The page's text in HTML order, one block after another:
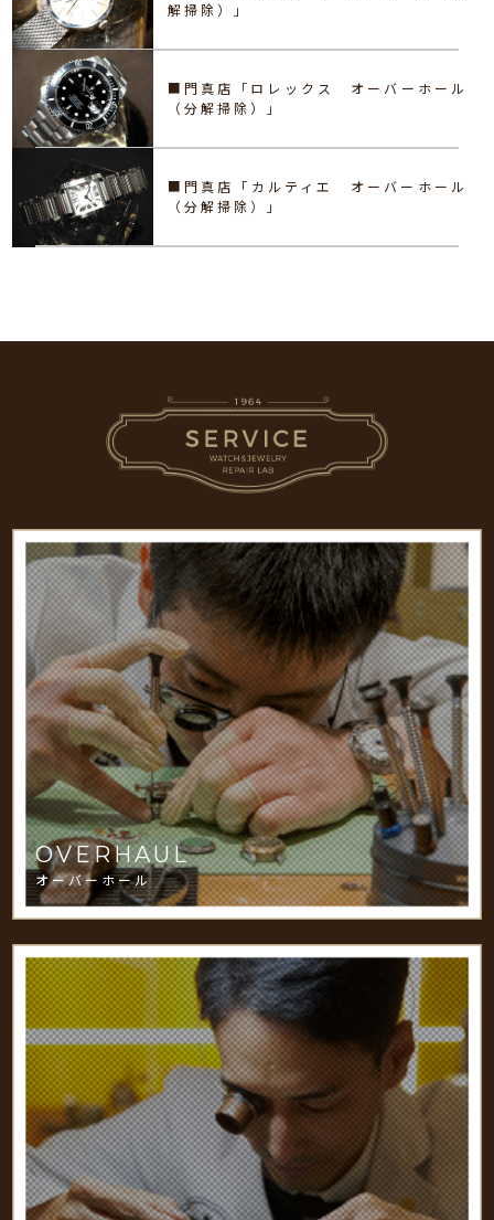
解掃除）」
■門真店「ロレックス オーバーホール
（分解掃除）」
■門真店「カルティエ オーバーホール
（分解掃除）」
OVERHAUL
オーバーホール